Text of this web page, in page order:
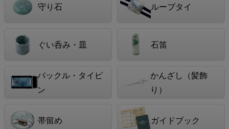
守り石 ループタイ
ぐい呑み・皿 石笛
バックル・タイピ
ン
かんざし（髪飾
り）
帯留め ガイドブック